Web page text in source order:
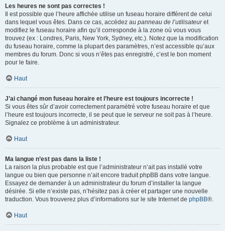
Les heures ne sont pas correctes !
Il est possible que l’heure affichée utilise un fuseau horaire différent de celui
dans lequel vous êtes. Dans ce cas, accédez au panneau de l’utilisateuret
modifiez le fuseau horaire afin qu’il corresponde à la zone où vous vous
trouvez (ex : Londres, Paris, New York, Sydney, etc.). Notez que la modification
du fuseau horaire, comme la plupart des paramètres, n’est accessible qu’aux
membres du forum. Donc si vous n’êtes pas enregistré, c’est le bon moment
pour le faire.
Haut
J’ai changé mon fuseau horaire et l’heure est toujours incorrecte !
Si vous êtes sûr d’avoir correctement paramétré votre fuseau horaire et que
l’heure est toujours incorrecte, il se peut que le serveur ne soit pas à l’heure.
Signalez ce problème à un administrateur.
Haut
Ma langue n’est pas dans la liste !
La raison la plus probable est que l’administrateur n’ait pas installé votre
langue ou bien que personne n’ait encore traduit phpBB dans votre langue.
Essayez de demander à un administrateur du forum d’installer la langue
désirée. Si elle n’existe pas, n’hésitez pas à créer et partager une nouvelle
traduction. Vous trouverez plus d’informations sur le site Internet de phpBB®.
Haut